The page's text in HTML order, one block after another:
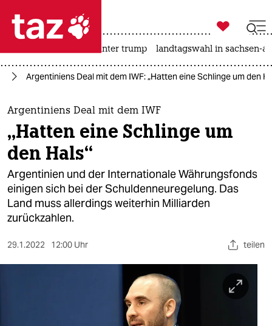
 taz zahl ich
taz zahl ich
themen
politik
öko
gesellschaft
kultur
sport

taz zahl ich
usa unter trump landtagswahl in sachsen-
Argentiniens Deal mit dem IWF: „Hatten eine Schlinge um den
Argentiniens Deal mit dem IWF
„Hatten eine Schlinge um
den Hals“
Argentinien und der Internationale Währungsfonds
einigen sich bei der Schuldenneuregelung. Das
Land muss allerdings weiterhin Milliarden
zurückzahlen.
29.1.2022 12:00 Uhr teilen